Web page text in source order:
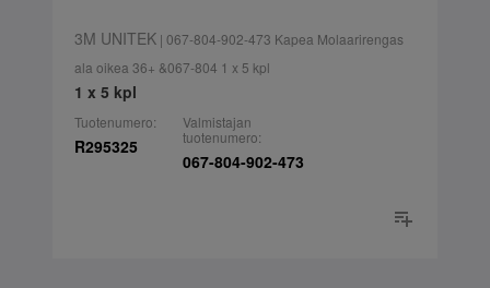
3M UNITEK| 067-804-902-473 Kapea Molaarirengas
ala oikea 36+ &067-804 1 x 5 kpl
1 x 5 kpl
Tuotenumero:
R295325
Valmistajan
tuotenumero:
067-804-902-473